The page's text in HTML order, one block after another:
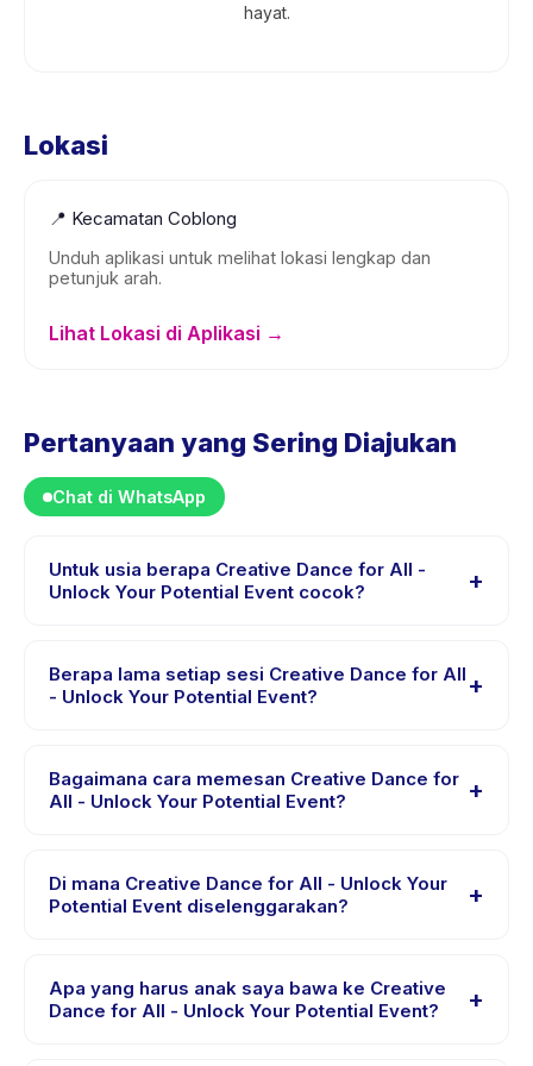
hayat.
Lokasi
📍 Kecamatan Coblong
Unduh aplikasi untuk melihat lokasi lengkap dan
petunjuk arah.
Lihat Lokasi di Aplikasi →
Pertanyaan yang Sering Diajukan
Chat di WhatsApp
Untuk usia berapa Creative Dance for All -
Unlock Your Potential Event cocok?
+
dirancang untuk anak usia 6 sampai 18 tahun. Instruktur
menyesuaikan program untuk berbagai tingkat
Berapa lama setiap sesi Creative Dance for All
- Unlock Your Potential Event?
+
Potential Event berlangsung sekitar 90 menit. Datang 10
menit lebih awal untuk proses check-in yang lancar.
Bagaimana cara memesan Creative Dance for
All - Unlock Your Potential Event?
+
Dance for All - Unlock Your Potential Event, pilih
tanggal dan paket yang diinginkan, lalu pesan secara
Di mana Creative Dance for All - Unlock Your
Potential Event diselenggarakan?
+
diselenggarakan di lokasi penyedia di Kecamatan
Coblong. Alamat lengkap, peta, dan petunjuk arah
Apa yang harus anak saya bawa ke Creative
Dance for All - Unlock Your Potential Event?
+